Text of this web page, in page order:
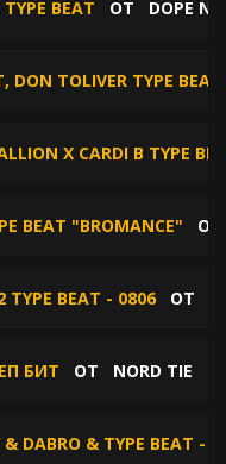
BEAT ОТ DOPE
TOLIVER TYPE BEAT
X CARDI B TYPE
BEAT "BROMANCE"
TYPE BEAT - 0806 ОТ
БИТ ОТ NORD TIE
DABRO & TYPE BEAT -